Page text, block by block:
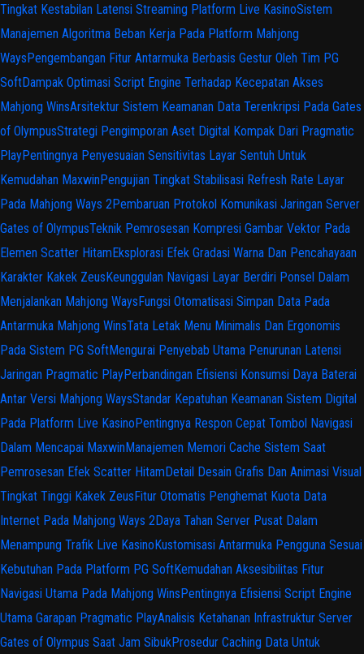
Tingkat Kestabilan Latensi Streaming Platform Live KasinoSistem
Manajemen Algoritma Beban Kerja Pada Platform Mahjong
WaysPengembangan Fitur Antarmuka Berbasis Gestur Oleh Tim PG
SoftDampak Optimasi Script Engine Terhadap Kecepatan Akses
Mahjong WinsArsitektur Sistem Keamanan Data Terenkripsi Pada Gates
of OlympusStrategi Pengimporan Aset Digital Kompak Dari Pragmatic
PlayPentingnya Penyesuaian Sensitivitas Layar Sentuh Untuk
Kemudahan MaxwinPengujian Tingkat Stabilisasi Refresh Rate Layar
Pada Mahjong Ways 2Pembaruan Protokol Komunikasi Jaringan Server
Gates of OlympusTeknik Pemrosesan Kompresi Gambar Vektor Pada
Elemen Scatter HitamEksplorasi Efek Gradasi Warna Dan Pencahayaan
Karakter Kakek ZeusKeunggulan Navigasi Layar Berdiri Ponsel Dalam
Menjalankan Mahjong WaysFungsi Otomatisasi Simpan Data Pada
Antarmuka Mahjong WinsTata Letak Menu Minimalis Dan Ergonomis
Pada Sistem PG SoftMengurai Penyebab Utama Penurunan Latensi
Jaringan Pragmatic PlayPerbandingan Efisiensi Konsumsi Daya Baterai
Antar Versi Mahjong WaysStandar Kepatuhan Keamanan Sistem Digital
Pada Platform Live KasinoPentingnya Respon Cepat Tombol Navigasi
Dalam Mencapai MaxwinManajemen Memori Cache Sistem Saat
Pemrosesan Efek Scatter HitamDetail Desain Grafis Dan Animasi Visual
Tingkat Tinggi Kakek ZeusFitur Otomatis Penghemat Kuota Data
Internet Pada Mahjong Ways 2Daya Tahan Server Pusat Dalam
Menampung Trafik Live KasinoKustomisasi Antarmuka Pengguna Sesuai
Kebutuhan Pada Platform PG SoftKemudahan Aksesibilitas Fitur
Navigasi Utama Pada Mahjong WinsPentingnya Efisiensi Script Engine
Utama Garapan Pragmatic PlayAnalisis Ketahanan Infrastruktur Server
Gates of Olympus Saat Jam SibukProsedur Caching Data Untuk